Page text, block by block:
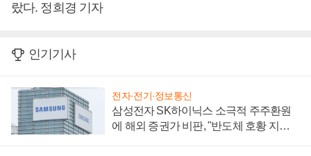
랐다. 정희경 기자
인기기사
전자·전기·정보통신
삼성전자 SK하이닉스 소극적 주주환원
에 해외 증권가 비판, "반도체 호황 지속